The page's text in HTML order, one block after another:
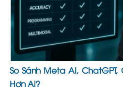
So Sánh Meta AI,
Hơn Ai?